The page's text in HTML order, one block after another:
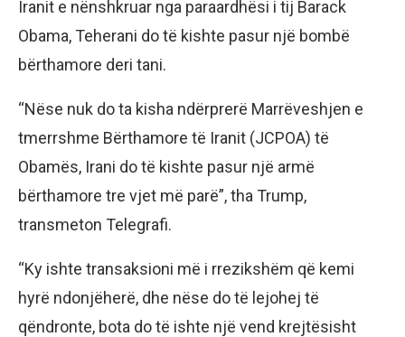
Iranit e nënshkruar nga paraardhësi i tij Barack
Obama, Teherani do të kishte pasur një bombë
bërthamore deri tani.
“Nëse nuk do ta kisha ndërprerë Marrëveshjen e
tmerrshme Bërthamore të Iranit (JCPOA) të
Obamës, Irani do të kishte pasur një armë
bërthamore tre vjet më parë”, tha Trump,
transmeton Telegrafi.
“Ky ishte transaksioni më i rrezikshëm që kemi
hyrë ndonjëherë, dhe nëse do të lejohej të
qëndronte, bota do të ishte një vend krejtësisht